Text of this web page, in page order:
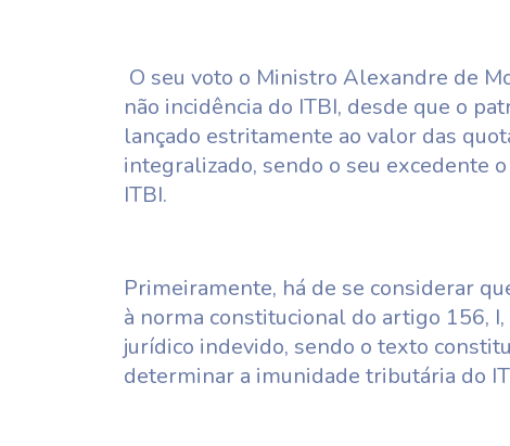
O seu voto o Ministro Alexandre de
não incidência do ITBI, desde que o
lançado estritamente ao valor das
integralizado, sendo o seu excedente
ITBI.
Primeiramente, há de se considerar
à norma constitucional do artigo 156,
jurídico indevido, sendo o texto
determinar a imunidade tributária do